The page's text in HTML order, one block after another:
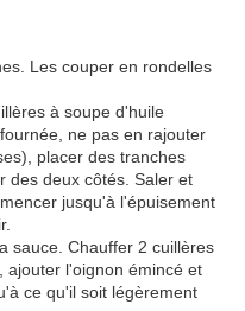
Les couper en rondelles
à soupe d'huile
ne pas en rajouter
placer des tranches
des deux côtés. Saler et
jusqu'à l'épuisement
sauce. Chauffer 2 cuillères
ajouter l'oignon émincé et
ce qu'il soit légèrement